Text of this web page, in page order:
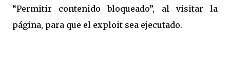
“Permitir contenido bloqueado”, al visitar la
página, para que el exploit sea ejecutado.